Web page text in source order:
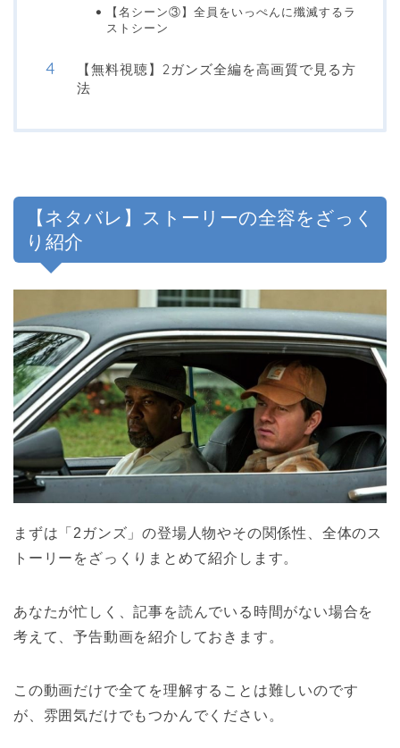
【名シーン③】全員をいっぺんに殲滅するラ
ストシーン
【無料視聴】2ガンズ全編を高画質で見る方
法
【ネタバレ】ストーリーの全容をざっく
り紹介
まずは「2ガンズ」の登場人物やその関係性、全体のス
トーリーをざっくりまとめて紹介します。
あなたが忙しく、記事を読んでいる時間がない場合を
考えて、予告動画を紹介しておきます。
この動画だけで全てを理解することは難しいのです
が、雰囲気だけでもつかんでください。